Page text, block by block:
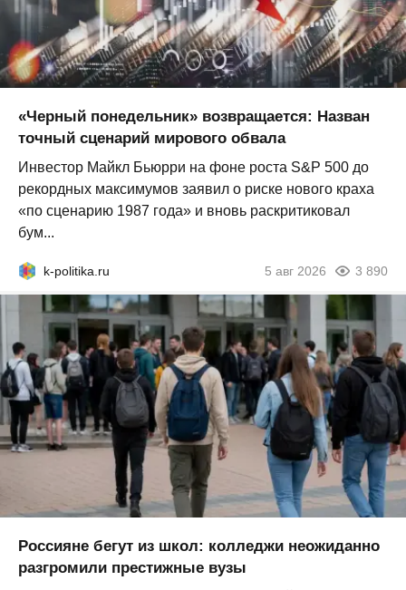
«Черный понедельник» возвращается: Назван
точный сценарий мирового обвала
Инвестор Майкл Бьюрри на фоне роста S&P 500 до
рекордных максимумов заявил о риске нового краха
«по сценарию 1987 года» и вновь раскритиковал
бум...
k-politika.ru 5 авг 2026 3 890
Россияне бегут из школ: колледжи неожиданно
разгромили престижные вузы